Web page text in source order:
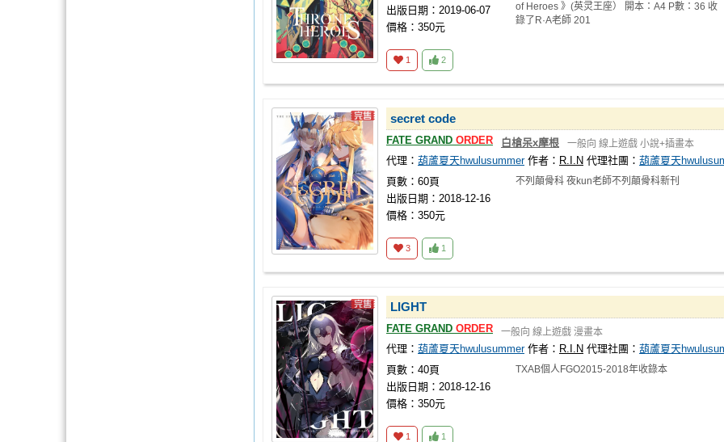
出版日期：2019-06-07
價格：350元
of Heroes 》(英灵王座） 開本：A4 P數：36 收
錄了R·A老師 201
1 2
secret code
FATE GRAND ORDER 白槍呆x摩根 一般向 線上遊戲 小說+插畫本
代理： 葫蘆夏天hwulusummer作者： R.I.N 代理社團： 葫蘆夏天
頁數：60頁
出版日期：2018-12-16
價格：350元
不列顛骨科 夜kun老師不列顛骨科新刊
3 1
LIGHT
FATE GRAND ORDER 一般向 線上遊戲 漫畫本
代理： 葫蘆夏天hwulusummer作者： R.I.N 代理社團： 葫蘆夏天
頁數：40頁
出版日期：2018-12-16
價格：350元
TXAB個人FGO2015-2018年收錄本
1 1